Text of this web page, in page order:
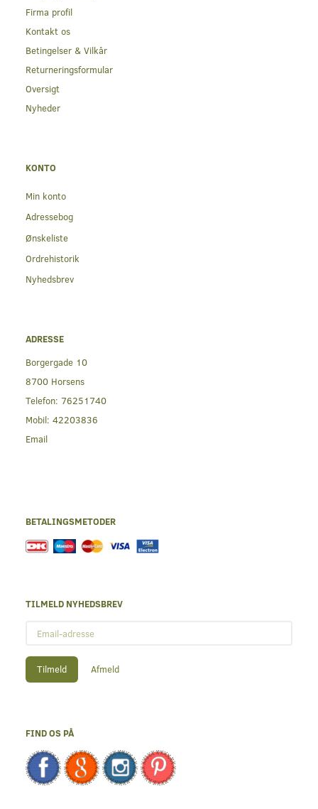
Firma profil
Kontakt os
Betingelser & Vilkår
Returneringsformular
Oversigt
Nyheder
KONTO
Min konto
Adressebog
Ønskeliste
Ordrehistorik
Nyhedsbrev
ADRESSE
Borgergade 10
8700 Horsens
Telefon: 76251740
Mobil: 42203836
Email
BETALINGSMETODER
TILMELD NYHEDSBREV
adresse
Tilmeld Afmeld
FIND OS PÅ